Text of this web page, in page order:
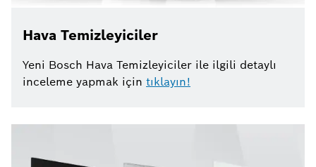
Hava Temizleyiciler
Yeni Bosch Hava Temizleyiciler ile ilgili detaylı
inceleme yapmak için tıklayın!